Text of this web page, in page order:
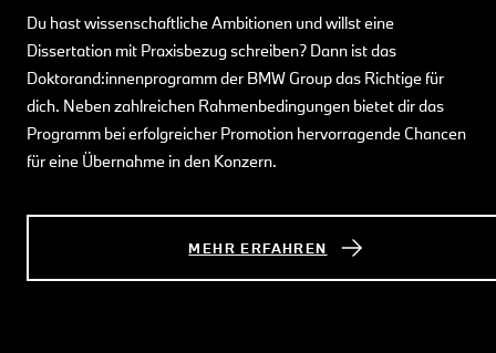
Du hast wissenschaftliche Ambitionen und willst eine
Dissertation mit Praxisbezug schreiben? Dann ist das
Doktorand:innenprogramm der BMW Group das Richtige für
dich. Neben zahlreichen Rahmenbedingungen bietet dir das
Programm bei erfolgreicher Promotion hervorragende Chancen
für eine Übernahme in den Konzern.
MEHR ERFAHREN